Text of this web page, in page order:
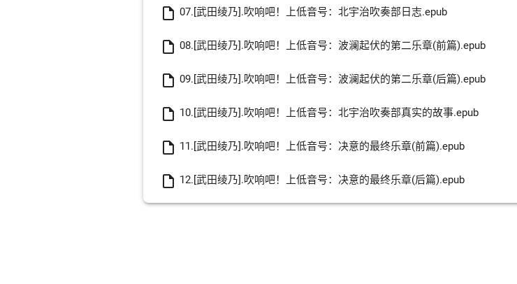
insert_drive_file 07.[武田绫乃].吹响吧！上低音号：北宇治吹奏部日志.epub
insert_drive_file 08.[武田绫乃].吹响吧！上低音号：波澜起伏的第二乐章(前篇).epub
insert_drive_file 09.[武田绫乃].吹响吧！上低音号：波澜起伏的第二乐章(后篇).epub
insert_drive_file 10.[武田绫乃].吹响吧！上低音号：北宇治吹奏部真实的故事.epub
insert_drive_file 11.[武田绫乃].吹响吧！上低音号：决意的最终乐章(前篇).epub
insert_drive_file 12.[武田绫乃].吹响吧！上低音号：决意的最终乐章(后篇).epub